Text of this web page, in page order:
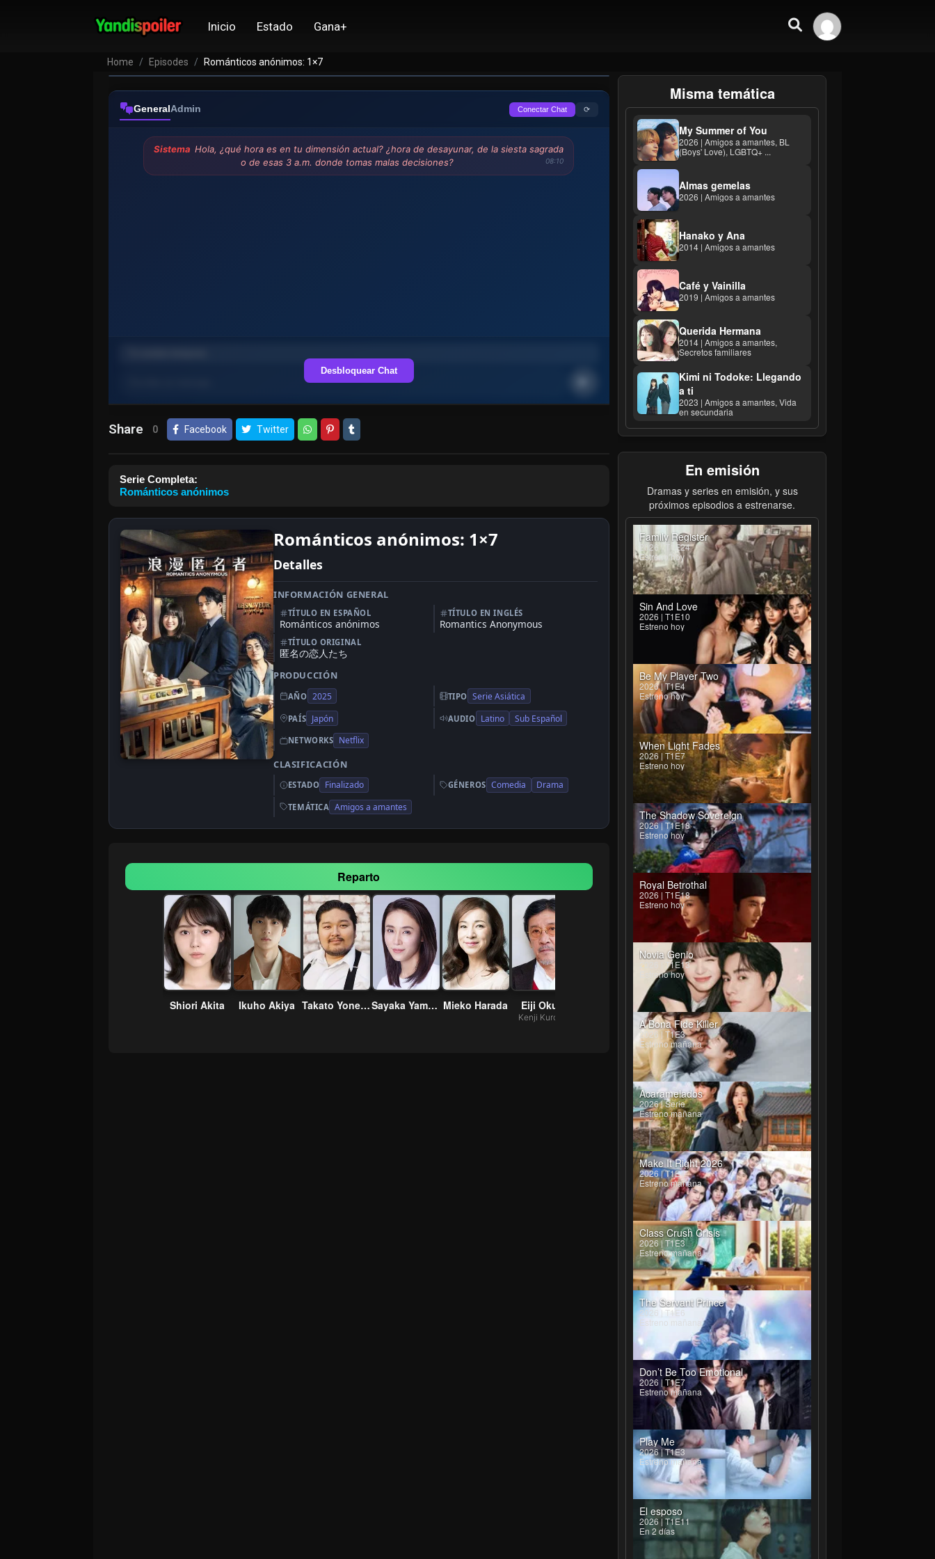
Inicio Estado Gana+
Home Episodes Románticos anónimos: 1×7
GeneralAdmin Conectar Chat ⟳
Sistema Hola, ¿qué hora es en tu dimensión actual? ¿hora de desayunar, de la siesta sagrada
o de esas 3 a.m. donde tomas malas decisiones?
08:10
Desbloquear Chat
Share 0 Facebook Twitter
Serie Completa:
Románticos anónimos
Románticos anónimos: 1×7
Detalles
INFORMACIÓN GENERAL
TÍTULO EN ESPAÑOL
Románticos anónimos
TÍTULO EN INGLÉS
Romantics Anonymous
TÍTULO ORIGINAL
匿名の恋人たち
PRODUCCIÓN
AÑO 2025 TIPO Serie Asiática
PAÍS Japón AUDIO Latino Sub Español
NETWORKS Netflix
CLASIFICACIÓN
ESTADO Finalizado GÉNEROS Comedia Drama
TEMÁTICA Amigos a amantes
Reparto
Shiori Akita Ikuho Akiya Takato Yonemoto Sayaka Yamaguchi Mieko Harada Eiji Okuda
Kenji Kuroiwa
Misma temática
My Summer of You
2026 | Amigos a amantes, BL
(Boys' Love), LGBTQ+ ...
Almas gemelas
2026 | Amigos a amantes
Hanako y Ana
2014 | Amigos a amantes
Café y Vainilla
2019 | Amigos a amantes
Querida Hermana
2014 | Amigos a amantes,
Secretos familiares
Kimi ni Todoke: Llegando
a ti
2023 | Amigos a amantes, Vida
en secundaria
En emisión
Dramas y series en emisión, y sus
próximos episodios a estrenarse.
Family Register
2026 | T1E24
Estreno hoy
Sin And Love
2026 | T1E10
Estreno hoy
Be My Player Two
2026 | T1E4
Estreno hoy
When Light Fades
2026 | T1E7
Estreno hoy
The Shadow Sovereign
2026 | T1E18
Estreno hoy
Royal Betrothal
2026 | T1E18
Estreno hoy
Novia Genio
2026 | T1E13
Estreno hoy
A Bona Fide Killer
2026 | T1E3
Estreno mañana
Acaramelados
2026 | Serie
Estreno mañana
Make It Right 2026
2026 | T1E4
Estreno mañana
Class Crush Crisis
2026 | T1E3
Estreno mañana
The Servant Prince
2026 | T1E6
Estreno mañana
Don’t Be Too Emotional
2026 | T1E7
Estreno mañana
Play Me
2026 | T1E3
Estreno mañana
El esposo
2026 | T1E11
En 2 días